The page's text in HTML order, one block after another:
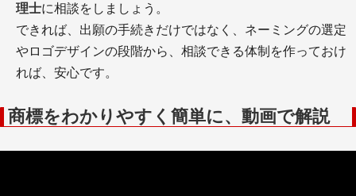
理士に相談をしましょう。
できれば、出願の手続きだけではなく、ネーミングの選定
やロゴデザインの段階から、相談できる体制を作っておけ
れば、安心です。
商標をわかりやすく簡単に、動画で解説